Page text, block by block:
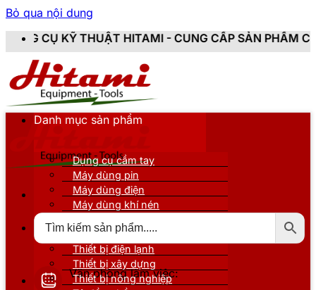
Bỏ qua nội dung
HITAMI - CUNG CẤP SẢN PHẨM CHÍNH HÃNG, MỚI
Văn phòng làm việc:
Danh mục sản phẩm
Dụng cụ cầm tay
Máy dùng pin
Máy dùng điện
Máy dùng khí nén
Thiết bị nâng đỡ
Thiết bị điện lạnh
Thiết bị xây dựng
Thiết bị nông nghiệp